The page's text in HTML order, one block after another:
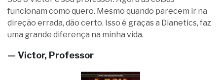
funcionam como quero. Mesmo quando parecem ir na
direção errada, dão certo. Isso é graças a Dianetics, faz
uma grande diferença na minha vida.
— Victor, Professor